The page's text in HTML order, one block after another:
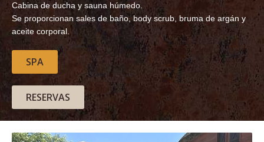
Cabina de ducha y sauna húmedo.
Se proporcionan sales de baño, body scrub, bruma de argán y
aceite corporal.
SPA
RESERVAS